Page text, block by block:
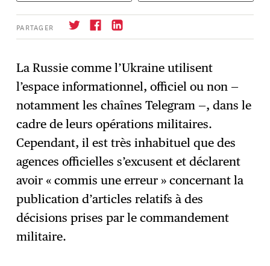
PARTAGER
→ S'abonner
La Russie comme l’Ukraine utilisent
l’espace informationnel, officiel ou non —
notamment les chaînes Telegram —, dans le
cadre de leurs opérations militaires.
Cependant, il est très inhabituel que des
agences officielles s’excusent et déclarent
avoir « commis une erreur » concernant la
publication d’articles relatifs à des
décisions prises par le commandement
militaire.